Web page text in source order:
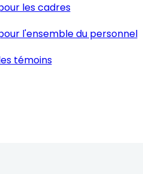
les cadres
l'ensemble du personnel
témoins